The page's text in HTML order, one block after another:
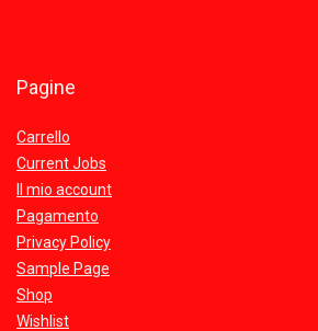
Pagine
Carrello
Current Jobs
Il mio account
Pagamento
Privacy Policy
Sample Page
Shop
Wishlist